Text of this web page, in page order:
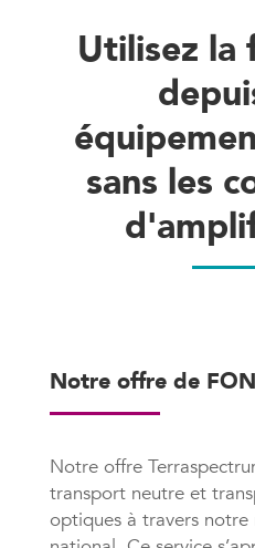
Utilisez la
sans les
Notre offre de
Notre offre
transport neutre et
optiques à travers